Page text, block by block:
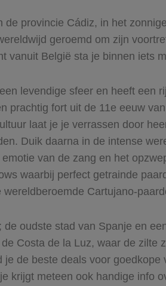
provincie Cádiz, in het
geroemd om zijn
vanuit België sta je binnen iets
levendige sfeer en heeft een
prachtig fort uit de 11e eeuw
laat je je verrassen door
Duik daarna in de intense
van de zang en het
waarbij perfect getrainde
Cartujano-
oudste stad van Spanje en
Costa de la Luz, waar de zilte
de beste deals voor
krijgt meteen ook handige info